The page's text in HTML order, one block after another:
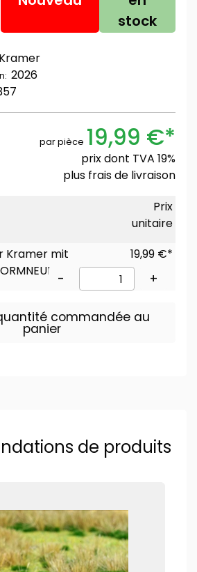
stock
Kramer
2026
par pièce 19,99 €*
prix dont TVA 19%
plus frais de livraison
Prix
unitaire
Kramer mit
19,99 €*
- +
commandée au
panier
de produits